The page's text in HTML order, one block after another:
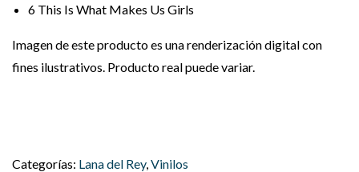
6 This Is What Makes Us Girls
Imagen de este producto es una renderización digital con
fines ilustrativos. Producto real puede variar.
Categorías: Lana del Rey,Vinilos